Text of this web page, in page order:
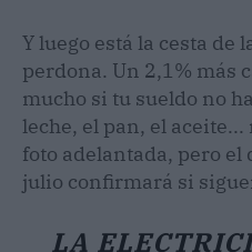
Y luego está la cesta de
perdona. Un 2,1% más
mucho si tu sueldo no
leche, el pan, el
foto adelantada, pero
julio confirmará si
LA